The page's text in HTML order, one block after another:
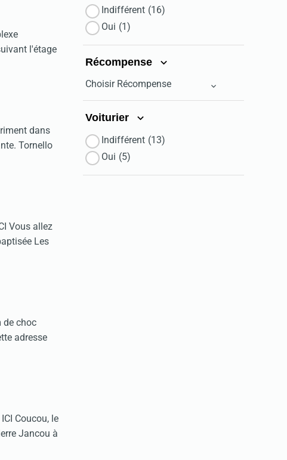
l'étage
dans
Tornello
Vous allez
Les
de choc
adresse
Coucou, le
Jancou à
Indifférent (16)
Oui (1)
Récompense
Choisir Récompense
Voiturier
Indifférent (13)
Oui (5)